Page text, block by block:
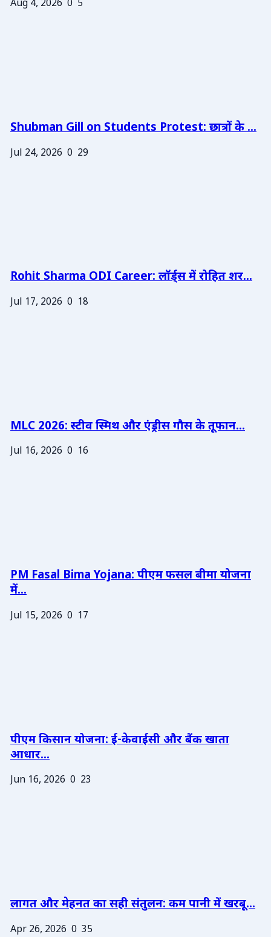
Aug 4, 2026 0 5
Shubman Gill on Students Protest: छात्रों के ...
Jul 24, 2026 0 29
Rohit Sharma ODI Career: लॉर्ड्स में रोहित शर...
Jul 17, 2026 0 18
MLC 2026: स्टीव स्मिथ और एंड्रीस गौस के तूफान...
Jul 16, 2026 0 16
PM Fasal Bima Yojana: पीएम फसल बीमा योजना
में...
Jul 15, 2026 0 17
पीएम किसान योजना: ई-केवाईसी और बैंक खाता
आधार...
Jun 16, 2026 0 23
लागत और मेहनत का सही संतुलन: कम पानी में खरबू...
Apr 26, 2026 0 35